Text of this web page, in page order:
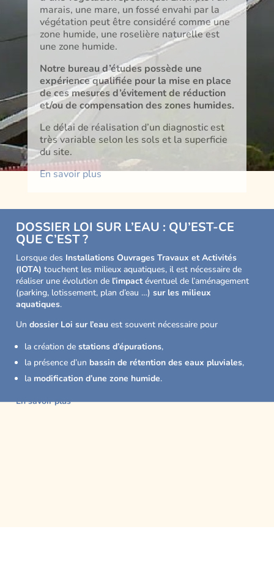
marais, une mare, un fossé envahi par la
végétation peut être considéré comme une
zone humide, une roselière naturelle est
une zone humide.
Notre bureau d’études possède une
expérience qualifiée pour la mise en place
de ces mesures d’évitement de réduction
et/ou de compensation des zones humides.
Le délai de réalisation d’un diagnostic est
très variable selon les sols et la superficie
du site.
En savoir plus
DOSSIER LOI SUR L’EAU : QU’EST-CE
QUE C’EST ?
Lorsque des Installations Ouvrages Travaux et Activités
(IOTA) touchent les milieux aquatiques, il est nécessaire de
réaliser une évolution de l’impactéventuel de l’aménagement
(parking, lotissement, plan d’eau …) sur les milieux
aquatiques.
Un dossier Loi sur l’eau est souvent nécessaire pour
la création de stations d’épurations,
la présence d’un bassin de rétention des eaux pluviales,
la modification d’une zone humide.
En savoir plus